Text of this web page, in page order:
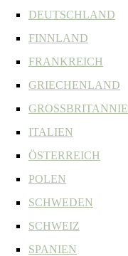
DEUTSCHLAND
FINNLAND
FRANKREICH
GRIECHENLAND
GROSSBRITANNIEN
ITALIEN
ÖSTERREICH
POLEN
SCHWEDEN
SCHWEIZ
SPANIEN